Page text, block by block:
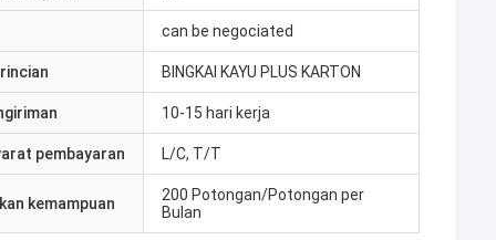
can be negociated
BINGKAI KAYU PLUS KARTON
10-15 hari kerja
pembayaran L/C, T/T
kemampuan
200 Potongan/Potongan per
Bulan